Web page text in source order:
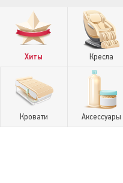
Хиты Кресла
Кровати Аксессуары